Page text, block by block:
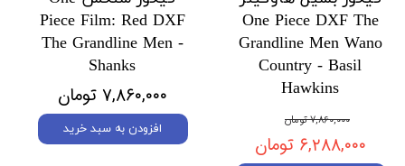
One Piece DXF The
Grandline Men Wano
Country - Basil
Hawkins
۷,۸۶۰,۰۰۰ تومان
۶,۲۸۸,۰۰۰ تومان
Piece Film: Red DXF
The Grandline Men -
Shanks
۷,۸۶۰,۰۰۰ تومان
افزودن به سبد خرید